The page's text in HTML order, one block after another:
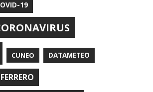
19
CUNEO DATAMETEO
FERRERO